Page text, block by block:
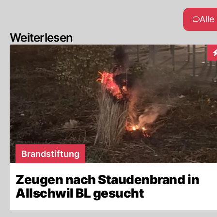
Alle
Weiterlesen
Brandstiftung
Zeugen nach Staudenbrand in
Allschwil BL gesucht